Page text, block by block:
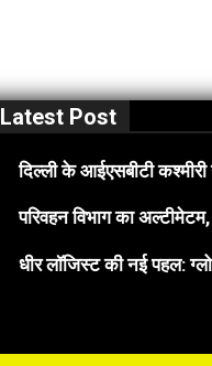
Latest Post
दिल्ली के आईएसबीटी
परिवहन विभाग का
धीर लॉजिस्ट की नई पहल: